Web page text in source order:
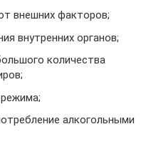
внешних факторов;
внутренних органов;
количества
алкогольными